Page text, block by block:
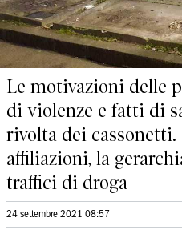
Le motivazioni delle
di violenze e fatti di
rivolta dei cassonetti.
affiliazioni, la
traffici di droga
24 settembre 2021 08:57